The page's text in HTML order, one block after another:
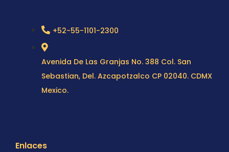
+52-55-1101-2300
Avenida De Las Granjas No. 388 Col. San
Sebastian, Del. Azcapotzalco CP 02040. CDMX
Mexico.
Enlaces